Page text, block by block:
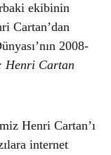
ekibinin
Cartan’dan
2008-
Henri Cartan
Henri Cartan’ı
internet